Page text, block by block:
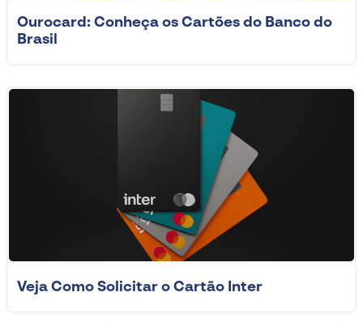
Ourocard: Conheça os Cartões do Banco do
Brasil
Veja Como Solicitar o Cartão Inter